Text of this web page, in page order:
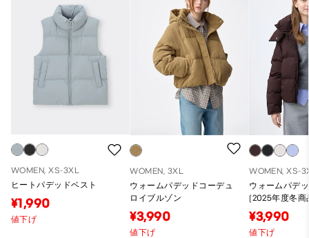
WOMEN, XS-3XL
ヒートパデッドベスト
¥1,990
値下げ
WOMEN, 3XL
ウォームパデッドコーデュ
ロイブルゾン
¥3,990
値下げ
WOMEN, XS-
ウォームパデ
(2025年度冬商
¥3,990
値下げ